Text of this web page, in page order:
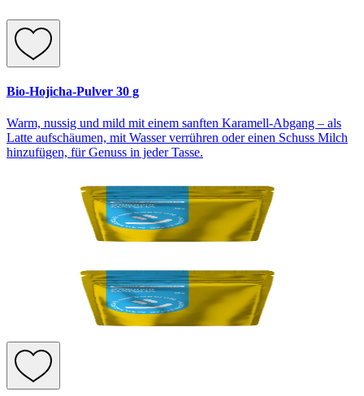
Bio-Hojicha-Pulver 30 g
Warm, nussig und mild mit einem sanften Karamell-Abgang – als
Latte aufschäumen, mit Wasser verrühren oder einen Schuss Milch
hinzufügen, für Genuss in jeder Tasse.